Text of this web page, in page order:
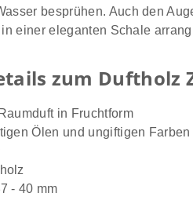
besprühen. Auch den
einer eleganten Schale
zum Duftholz
in Fruchtform
Ölen und ungiftigen Farben
- 40 mm